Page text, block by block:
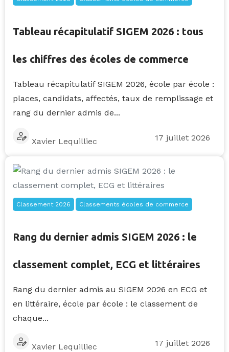
Tableau récapitulatif SIGEM 2026 : tous
les chiffres des écoles de commerce
Tableau récapitulatif SIGEM 2026, école par école :
places, candidats, affectés, taux de remplissage et
rang du dernier admis de...
Xavier Lequilliec 17 juillet 2026
Classement 2026 Classements écoles de commerce
Rang du dernier admis SIGEM 2026 : le
classement complet, ECG et littéraires
Rang du dernier admis au SIGEM 2026 en ECG et
en littéraire, école par école : le classement de
chaque...
Xavier Lequilliec 17 juillet 2026